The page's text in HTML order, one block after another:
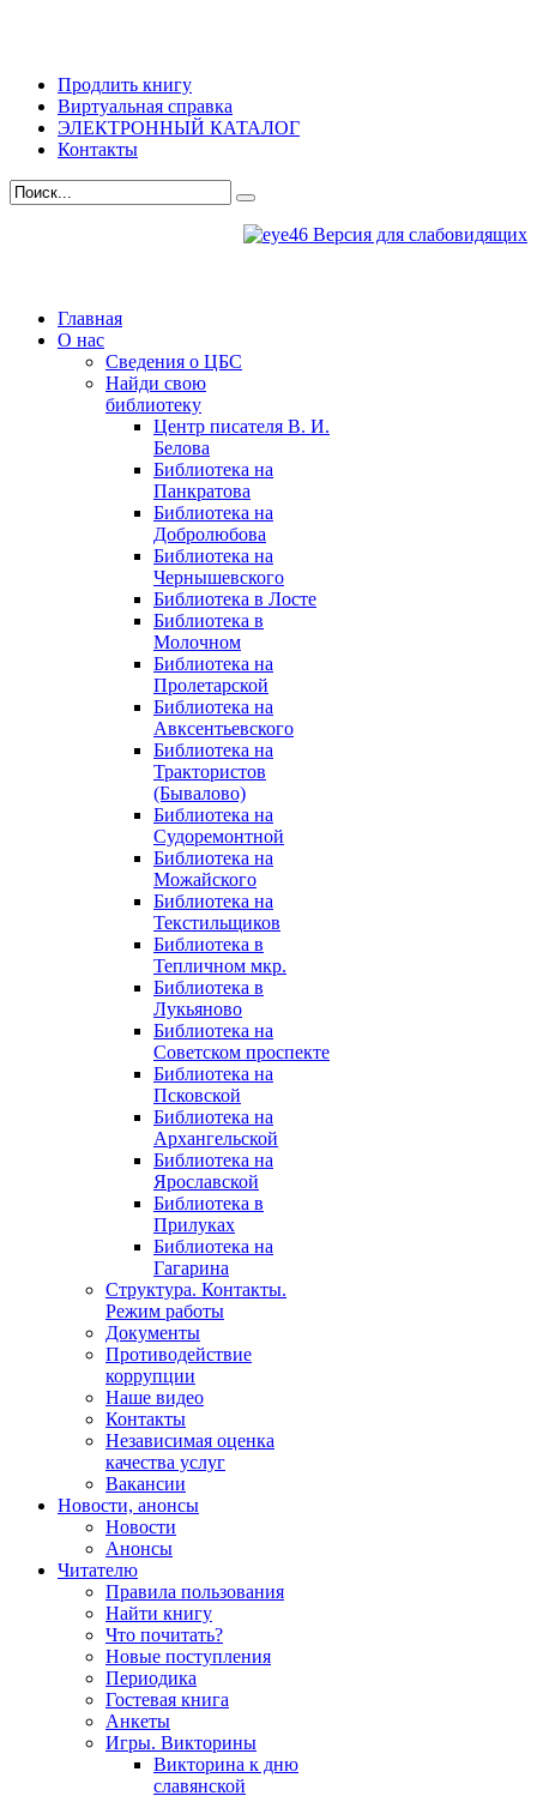
Продлить книгу
Виртуальная справка
ЭЛЕКТРОННЫЙ КАТАЛОГ
Контакты
Версия для слабовидящих
Главная
О нас
Сведения о ЦБС
Найди свою
библиотеку
Центр писателя В. И.
Белова
Библиотека на
Панкратова
Библиотека на
Добролюбова
Библиотека на
Чернышевского
Библиотека в Лосте
Библиотека в
Молочном
Библиотека на
Пролетарской
Библиотека на
Авксентьевского
Библиотека на
Трактористов
(Бывалово)
Библиотека на
Судоремонтной
Библиотека на
Можайского
Библиотека на
Текстильщиков
Библиотека в
Тепличном мкр.
Библиотека в
Лукьяново
Библиотека на
Советском проспекте
Библиотека на
Псковской
Библиотека на
Архангельской
Библиотека на
Ярославской
Библиотека в
Прилуках
Библиотека на
Гагарина
Структура. Контакты.
Режим работы
Документы
Противодействие
коррупции
Наше видео
Контакты
Независимая оценка
качества услуг
Вакансии
Новости, анонсы
Новости
Анонсы
Читателю
Правила пользования
Найти книгу
Что почитать?
Новые поступления
Периодика
Гостевая книга
Анкеты
Игры. Викторины
Викторина к дню
славянской